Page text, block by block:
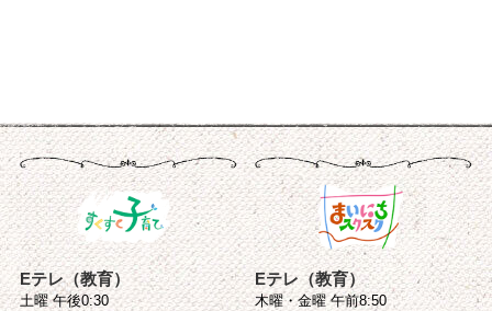
Eテレ（教育）
土曜 午後0:30
Eテレ（教育）
木曜・金曜 午前8:50